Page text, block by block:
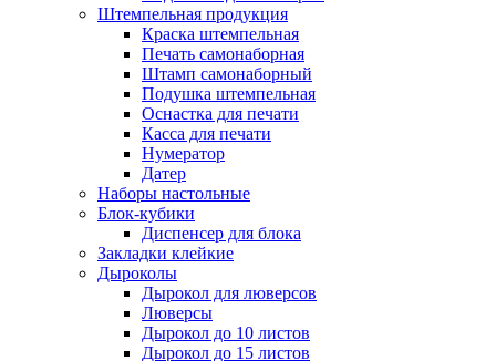
Штемпельная продукция
Краска штемпельная
Печать самонаборная
Штамп самонаборный
Подушка штемпельная
Оснастка для печати
Касса для печати
Нумератор
Датер
Наборы настольные
Блок-кубики
Диспенсер для блока
Закладки клейкие
Дыроколы
Дырокол для люверсов
Люверсы
Дырокол до 10 листов
Дырокол до 15 листов